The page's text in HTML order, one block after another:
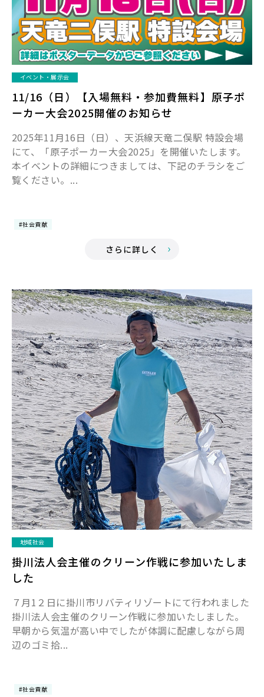
イベント・展示会
11/16（日）【入場無料・参加費無料】原子ポ
ーカー大会2025開催のお知らせ
2025年11月16日（日）、天浜線天竜二俣駅 特設会場
にて、「原子ポーカー大会2025」を開催いたします。
本イベントの詳細につきましては、下記のチラシをご
覧ください。...
#社会貢献
さらに詳しく
地域社会
掛川法人会主催のクリーン作戦に参加いたしま
した
７月1２日に掛川市リバティリゾートにて行われました
掛川法人会主催のクリーン作戦に参加いたしました。
早朝から気温が高い中でしたが体調に配慮しながら周
辺のゴミ拾...
#社会貢献